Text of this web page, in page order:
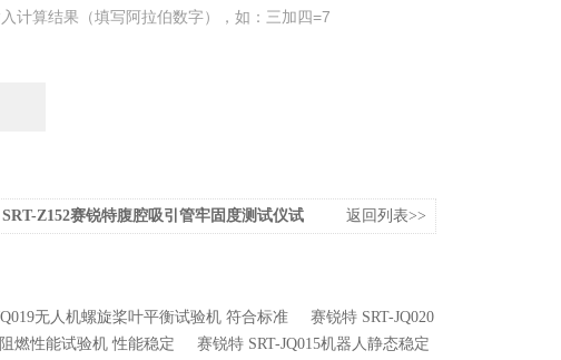
计算结果（填写阿拉伯数字），如：三加四=7
SRT-Z152赛锐特腹腔吸引管牢固度测试仪试
返回列表>>
无人机螺旋桨叶平衡试验机 符合标准
赛锐特 SRT-JQ020
燃性能试验机 性能稳定
赛锐特 SRT-JQ015机器人静态稳定